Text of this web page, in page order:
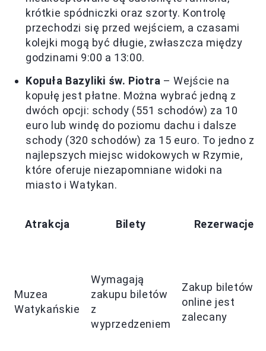
krótkie spódniczki oraz szorty. Kontrolę
przechodzi się przed wejściem, a czasami
kolejki mogą być długie, zwłaszcza między
godzinami 9:00 a 13:00.
Kopuła Bazyliki św. Piotra – Wejście na
kopułę jest płatne. Można wybrać jedną z
dwóch opcji: schody (551 schodów) za 10
euro lub windę do poziomu dachu i dalsze
schody (320 schodów) za 15 euro. To jedno z
najlepszych miejsc widokowych w Rzymie,
które oferuje niezapomniane widoki na
miasto i Watykan.
Atrakcja Bilety Rezerwacje
Muzea
Watykańskie
Wymagają
zakupu biletów
z
wyprzedzeniem
Zakup biletów
online jest
zalecany